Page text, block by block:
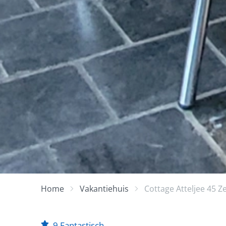
Home Vakantiehuis Cottage Atteljee 45